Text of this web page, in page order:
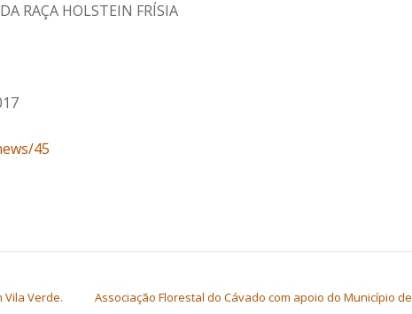
RAÇA HOLSTEIN FRÍSIA
45
Vila Verde. Associação Florestal do Cávado com apoio do Município de